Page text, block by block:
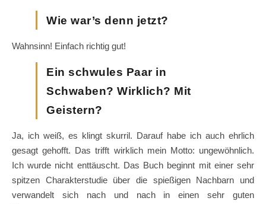
Wie war’s denn jetzt?
Wahnsinn! Einfach richtig gut!
Ein schwules Paar in
Schwaben? Wirklich? Mit
Geistern?
Ja, ich weiß, es klingt skurril. Darauf habe ich auch ehrlich
gesagt gehofft. Das trifft wirklich mein Motto: ungewöhnlich.
Ich wurde nicht enttäuscht. Das Buch beginnt mit einer sehr
spitzen Charakterstudie über die spießigen Nachbarn und
verwandelt sich nach und nach in einen sehr guten